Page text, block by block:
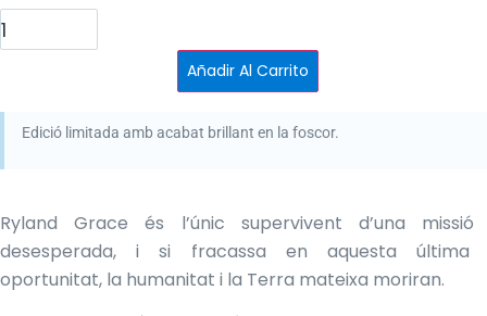
Projecte
Hail
Mary
cantidad
Añadir Al Carrito
Edició limitada amb acabat brillant en la foscor.
Ryland Grace és l’únic supervivent d’una missió
desesperada, i si fracassa en aquesta última
oportunitat, la humanitat i la Terra mateixa moriran.